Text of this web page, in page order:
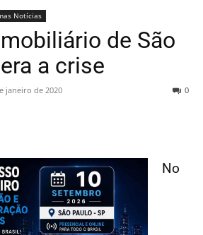
Notícias
de São
a crise
janeiro de 2020 0
No